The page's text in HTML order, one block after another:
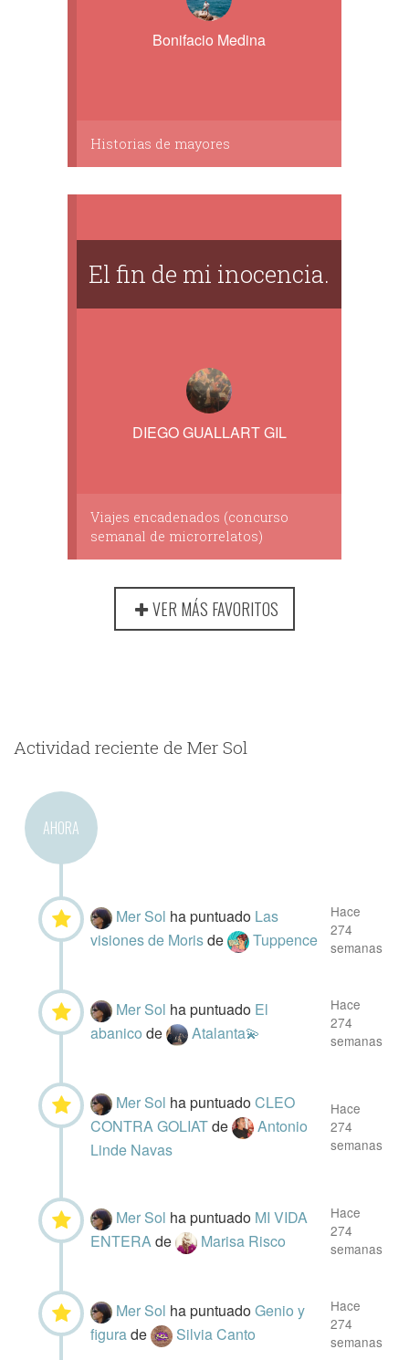
Bonifacio Medina
Historias de mayores
El fin de mi inocencia.
DIEGO GUALLART GIL
Viajes encadenados (concurso
semanal de microrrelatos)
VER MÁS FAVORITOS
Actividad reciente de Mer Sol
AHORA
Mer Sol ha puntuado Las
visiones de Morisde Tuppence
Hace
274
semanas
Mer Sol ha puntuado El
abanicode Atalanta💫
Hace
274
semanas
Mer Sol ha puntuadoCLEO
CONTRA GOLIATde
Antonio
Linde Navas
Hace
274
semanas
Mer Sol ha puntuado MI VIDA
ENTERAde Marisa Risco
Hace
274
semanas
Mer Sol ha puntuadoGenio y
figurade Silvia Canto
Hace
274
semanas